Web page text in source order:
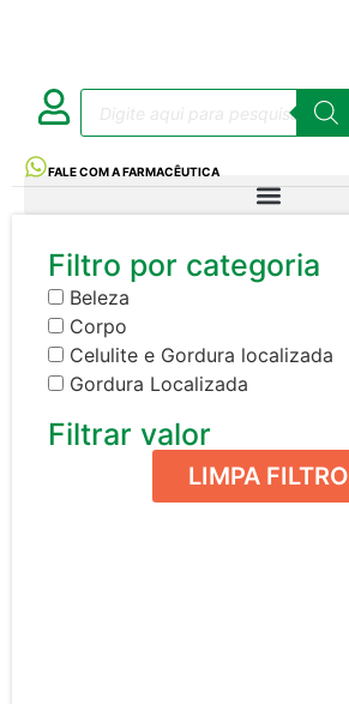
FALE COM A FARMACÊUTICA
Filtro por categoria
Beleza
Corpo
Celulite e Gordura localizada
Gordura Localizada
Filtrar valor
LIMPA FILTRO